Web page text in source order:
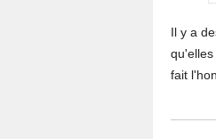
Il y a
fait